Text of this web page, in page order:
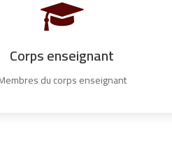
Corps enseignant
du corps enseignant